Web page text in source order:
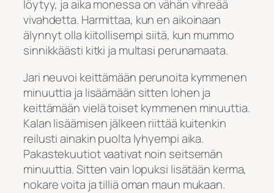
löytyy, ja aika monessa on vähän vihreää
vivahdetta. Harmittaa, kun en aikoinaan
älynnyt olla kiitollisempi siitä, kun mummo
sinnikkäästi kitki ja multasi perunamaata.
Jari neuvoi keittämään perunoita kymmenen
minuuttia ja lisäämään sitten lohen ja
keittämään vielä toiset kymmenen minuuttia.
Kalan lisäämisen jälkeen riittää kuitenkin
reilusti ainakin puolta lyhyempi aika.
Pakastekuutiot vaativat noin seitsemän
minuuttia. Sitten vain lopuksi lisätään kerma,
nokare voita ja tilliä oman maun mukaan.